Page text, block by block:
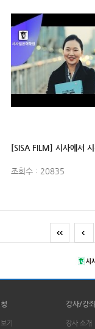
조회수 : 20835
기
강사/강좌
강사 소개